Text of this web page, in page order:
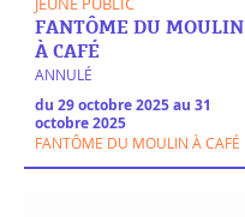
FANTÔME DU MOULIN
À CAFÉ
ANNULÉ
du 29 octobre 2025 au 31
octobre 2025
FANTÔME DU MOULIN À CAFÉ